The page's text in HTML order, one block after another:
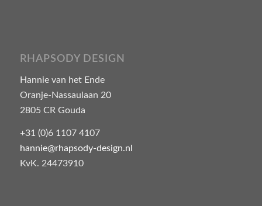
RHAPSODY DESIGN
Hannie van het Ende
Oranje-Nassaulaan 20
2805 CR Gouda
+31 (0)6 1107 4107
hannie@rhapsody-design.nl
KvK. 24473910